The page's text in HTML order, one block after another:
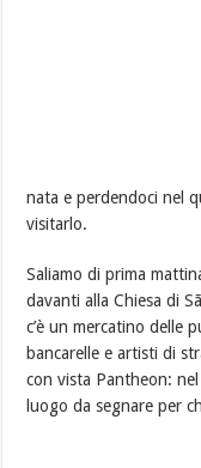
nata e perdendoci nel
visitarlo.
Saliamo di prima
davanti alla Chiesa di
c’è un mercatino delle
bancarelle e artisti di
con vista Pantheon:
luogo da segnare per